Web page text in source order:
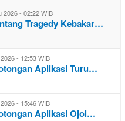
2026 - 02:22 WIB
Tragedy Kebakar…
- 12:53 WIB
Aplikasi Turu…
- 15:46 WIB
Aplikasi Ojol…